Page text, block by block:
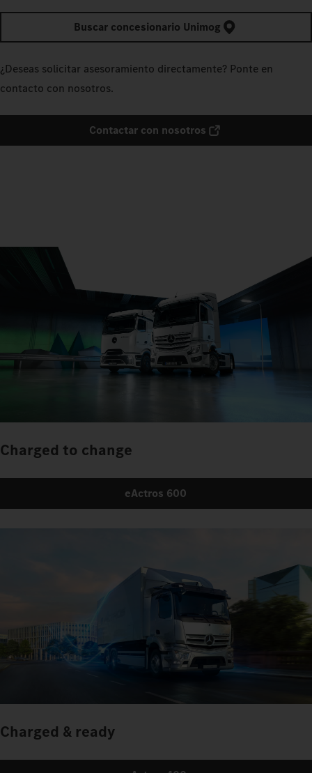
Buscar concesionario Unimog
¿Deseas solicitar asesoramiento directamente? Ponte en
contacto con nosotros.
Contactar con nosotros
Charged to change
eActros 600
Charged & ready